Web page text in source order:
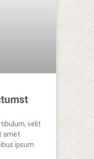
velit
amet
ipsum